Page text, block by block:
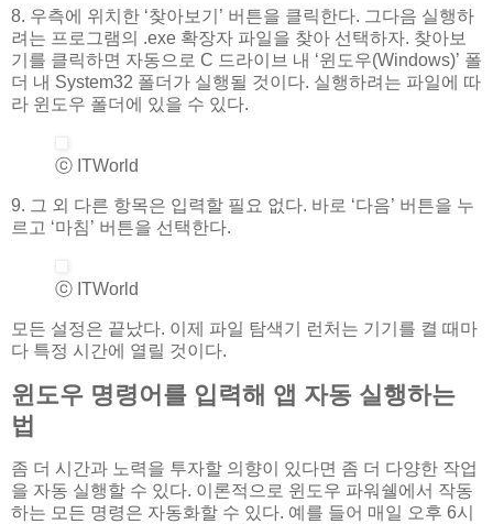
8. 우측에 위치한 ‘찾아보기’ 버튼을 클릭한다. 그다음 실행하
려는 프로그램의 .exe 확장자 파일을 찾아 선택하자. 찾아보
기를 클릭하면 자동으로 C 드라이브 내 ‘윈도우(Windows)’ 폴
더 내 System32 폴더가 실행될 것이다. 실행하려는 파일에 따
라 윈도우 폴더에 있을 수 있다.
ⓒ ITWorld
9. 그 외 다른 항목은 입력할 필요 없다. 바로 ‘다음’ 버튼을 누
르고 ‘마침’ 버튼을 선택한다.
ⓒ ITWorld
모든 설정은 끝났다. 이제 파일 탐색기 런처는 기기를 켤 때마
다 특정 시간에 열릴 것이다.
윈도우 명령어를 입력해 앱 자동 실행하는
법
좀 더 시간과 노력을 투자할 의향이 있다면 좀 더 다양한 작업
을 자동 실행할 수 있다. 이론적으로 윈도우 파워쉘에서 작동
하는 모든 명령은 자동화할 수 있다. 예를 들어 매일 오후 6시